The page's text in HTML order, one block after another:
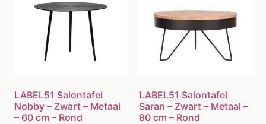
LABEL51 Salontafel
Nobby – Zwart – Metaal
– 60 cm – Rond
LABEL51 Salontafel
Saran – Zwart – Metaal –
80 cm – Rond